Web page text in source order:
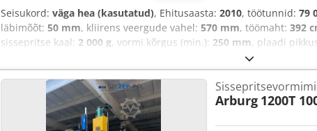
Seisukord: väga hea (kasutatud), Ehitusaasta: 2010, töötunnid: 79
läbimõõt: 50 mm, kliirens veergude vahel: 570 mm, töömaht: 392
sissepritse kaal: 2 000 g, vormi kõrgus (min.): 250 mm, plaadi
, kogumass:
Arburg 1200T